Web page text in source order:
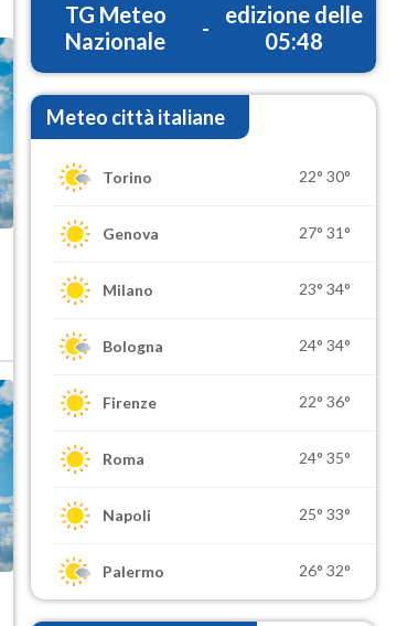
TG Meteo
Nazionale
-
edizione delle
05:48
Meteo città italiane
Torino 22° 30°
Genova 27° 31°
Milano 23° 34°
Bologna 24° 34°
Firenze 22° 36°
Roma 24° 35°
Napoli 25° 33°
Palermo 26° 32°